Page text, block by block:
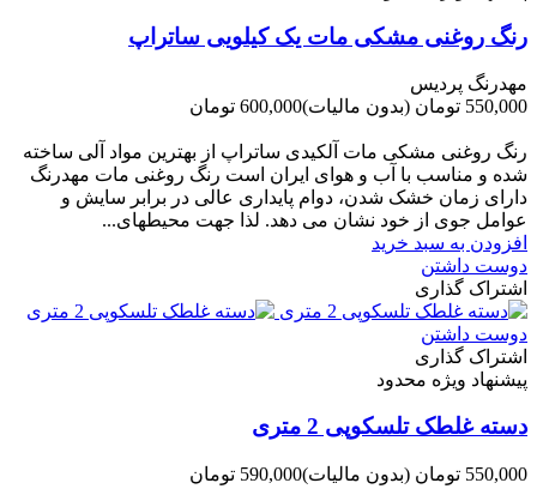
رنگ روغنی مشکی مات یک کیلویی ساتراپ
مهدرنگ پردیس
550,000 تومان
(بدون مالیات)600,000 تومان
رنگ روغنی مشکی مات آلکیدی ساتراپ از بهترین مواد آلی ساخته
شده و مناسب با آب و هوای ایران است رنگ روغنی مات مهدرنگ
دارای زﻣﺎن ﺧﺸﮏ ﺷﺪن، دوام ﭘﺎﯾﺪاری عالی در ﺑﺮاﺑﺮ ﺳﺎﯾﺶ و
ﻋﻮاﻣﻞ ﺟﻮی از ﺧﻮد ﻧﺸﺎن ﻣﯽ دﻫﺪ. ﻟﺬا ﺟﻬﺖ ﻣﺤﯿﻄ‌‌ﻬﺎی...
افزودن به سبد خرید
دوست داشتن
اشتراک گذاری
دوست داشتن
اشتراک گذاری
پیشنهاد ویژه محدود
دسته غلطک تلسکوپی 2 متری
550,000 تومان (بدون مالیات)590,000 تومان